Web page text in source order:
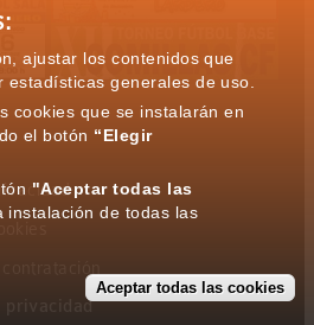
privacidad
ajustar los contenidos que
estadísticas generales de uso.
cookies que se instalarán en
el botón “Elegir
"Aceptar todas las
instalación de todas las
Aceptar todas las cookies